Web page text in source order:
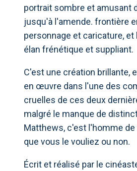
portrait sombre et amusant
jusqu'à l'amende. frontière
personnage et caricature, et
élan frénétique et suppliant.
C'est une création brillante,
en œuvre dans l'une des
cruelles de ces deux
malgré le manque de
Matthews, c'est l'homme
que vous le vouliez ou non.
Écrit et réalisé par le